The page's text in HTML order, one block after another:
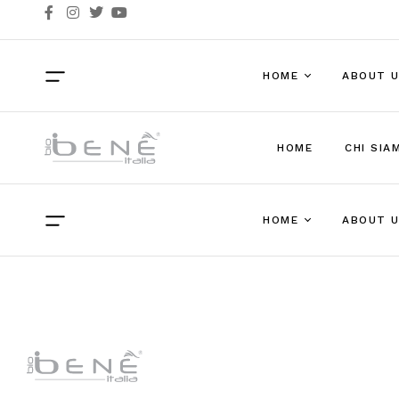
HOME ABOUT
HOME CHI
HOME ABOUT